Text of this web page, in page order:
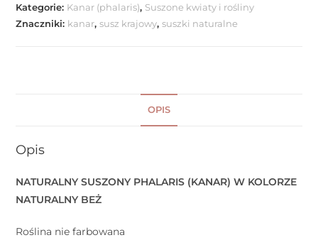
Kategorie: Kanar (phalaris), Suszone kwiaty i rośliny
Znaczniki: kanar,susz krajowy,suszki naturalne
OPIS
Opis
NATURALNY SUSZONY PHALARIS (KANAR) W KOLORZE
NATURALNY BEŻ
Roślina nie farbowana